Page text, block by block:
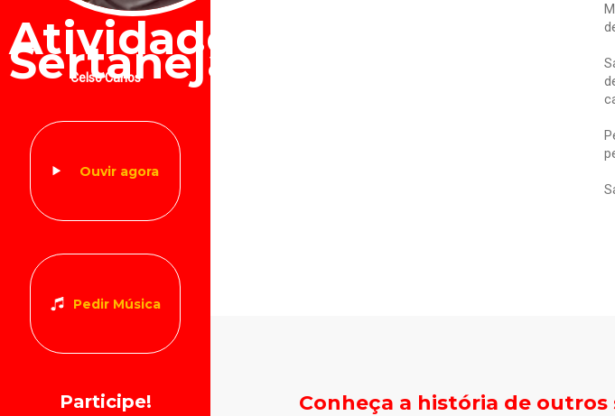
Atividade
Sertaneja
Celso Carlos
Ouvir agora
Pedir Música
Participe! Conheça a história de outros